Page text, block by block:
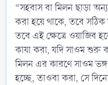
“সহবাস বা মিলন ছাড়া
করা হয়ে থাকে, তবে
তবে এই ক্ষেত্রে ওয়াজিব
কাযা করা, যদি সাওম শুরু
মিলন এর কারণে সাওম ভঙ্গ
হচ্ছে, তাওবা করা, সে